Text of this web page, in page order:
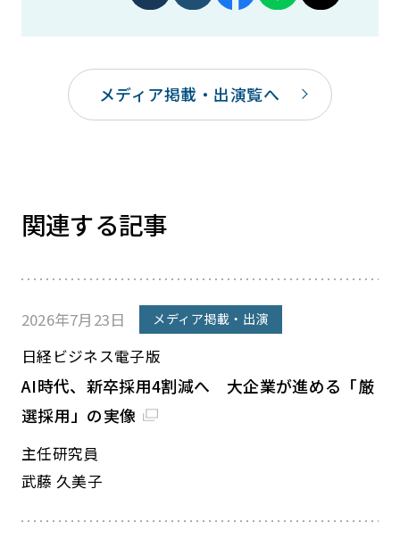
メディア掲載・出演覧へ
関連する記事
2026年7月23日 メディア掲載・出演
日経ビジネス電子版
AI時代、新卒採用4割減へ 大企業が進める「厳
選採用」の実像
主任研究員
武藤 久美子